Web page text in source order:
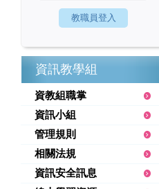
資訊教學組
資教組職掌
資訊小組
管理規則
相關法規
資訊安全訊息